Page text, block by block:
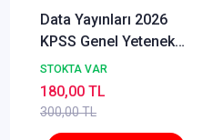
Data Yayınları 2026
KPSS Genel Yetenek
Genel Kültür Tamamı
Çözümlü 8 Deneme
Sınavı
STOKTA VAR
300,00 TL
180,00 TL